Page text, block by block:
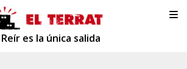
Reír es la única salida